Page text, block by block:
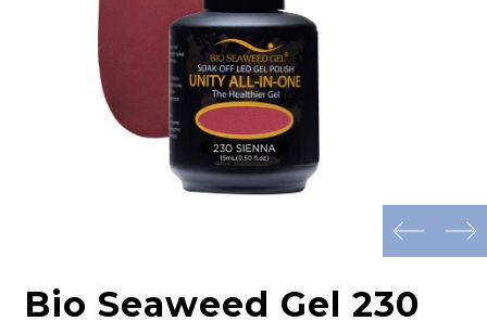
prev next
Bio Seaweed Gel 230